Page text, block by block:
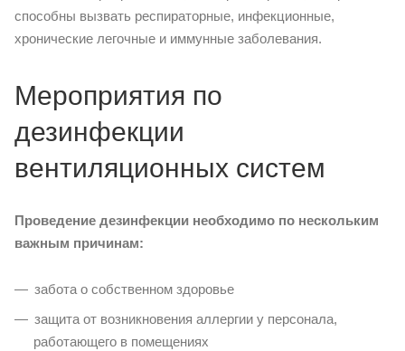
способны вызвать респираторные, инфекционные,
хронические легочные и иммунные заболевания.
Мероприятия по
дезинфекции
вентиляционных систем
Проведение дезинфекции необходимо по нескольким
важным причинам:
забота о собственном здоровье
защита от возникновения аллергии у персонала,
работающего в помещениях